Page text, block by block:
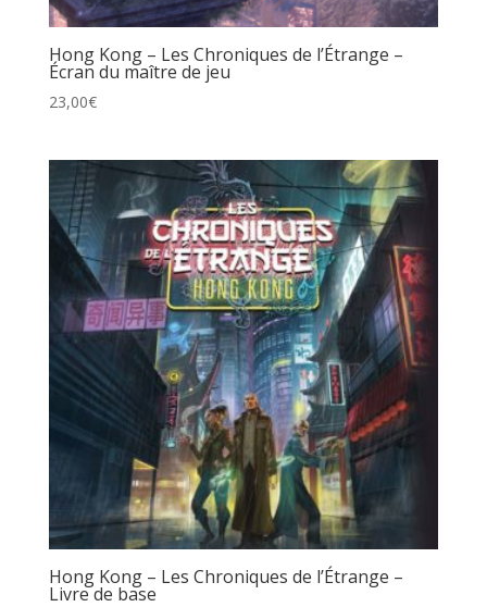
Hong Kong – Les Chroniques de l’Étrange –
Écran du maître de jeu
23,00€
Hong Kong – Les Chroniques de l’Étrange –
Livre de base